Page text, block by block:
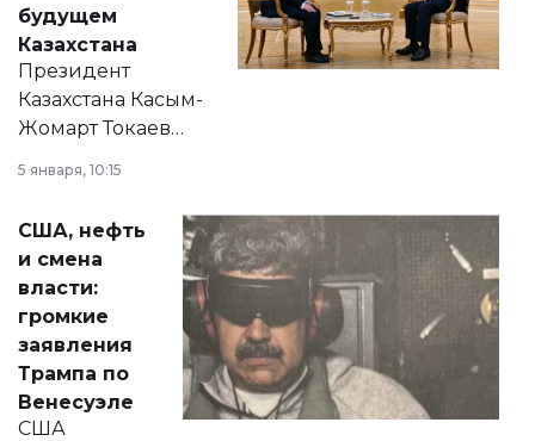
будущем
Казахстана
Президент
Казахстана Касым-
Жомарт Токаев
сразу несколько
актуальных тем —
от слухов о
политических
реформах до
вопросов армии,
экономики и
личного здоровья.
5 января, 10:15
США, нефть
и смена
власти:
громкие
заявления
Трампа по
Венесуэле
США